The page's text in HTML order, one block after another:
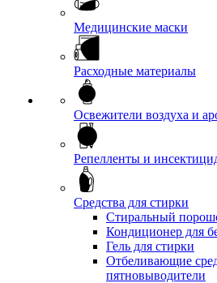
Медицинские маски
Расходные материалы
Освежители воздуха и
Репелленты и
Средства для стирки
Стиральный
Кондиционер для
Гель для стирки
Отбеливающие
пятновыводители